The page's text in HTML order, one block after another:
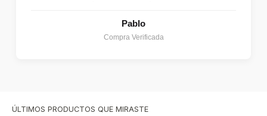
Pablo
Compra Verificada
ÚLTIMOS PRODUCTOS QUE MIRASTE